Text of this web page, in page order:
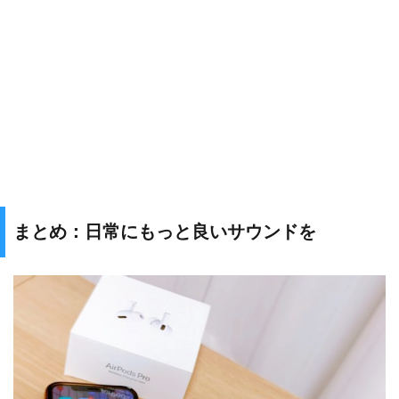
まとめ：日常にもっと良いサウンドを